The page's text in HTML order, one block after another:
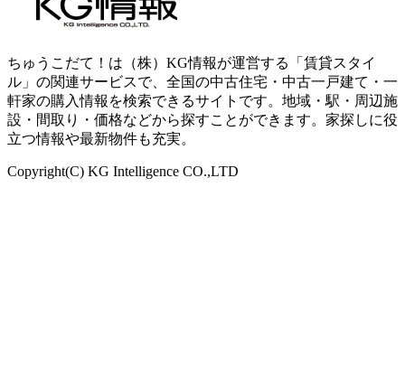
ちゅうこだて！は（株）KG情報が運営する「賃貸スタイ
ル」の関連サービスで、全国の中古住宅・中古一戸建て・一
軒家の購入情報を検索できるサイトです。地域・駅・周辺施
設・間取り・価格などから探すことができます。家探しに役
立つ情報や最新物件も充実。
Copyright(C) KG Intelligence CO.,LTD